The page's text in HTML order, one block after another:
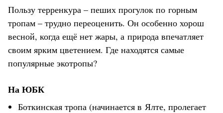
Пользу терренкура – пеших прогулок по горным
тропам – трудно переоценить. Он особенно хорош
весной, когда ещё нет жары, а природа впечатляет
своим ярким цветением. Где находятся самые
популярные экотропы?
На ЮБК
Боткинская тропа (начинается в Ялте, пролегает